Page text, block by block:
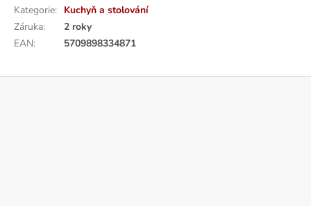
Kategorie: Kuchyň a stolování
Záruka:
2 roky
EAN: 5709898334871
Z